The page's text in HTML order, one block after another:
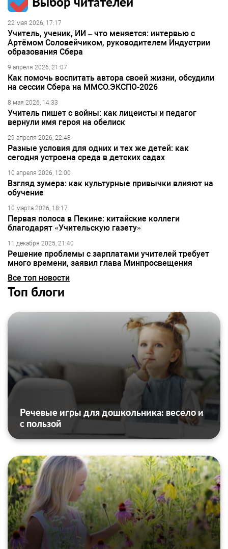
22 мая 2026, 17:17
Учитель, ученик, ИИ – что меняется: интервью с
Артёмом Соловейчиком, руководителем Индустрии
образования Сбера
9 апреля 2026, 21:07
Как помочь воспитать автора своей жизни, обсудили
на сессии Сбера на ММСО.ЭКСПО-2026
8 мая 2026, 14:33
Учитель пишет с войны: как лицеисты и педагог
вернули имя героя на обелиск
29 апреля 2026, 22:48
Разные условия для одних и тех же детей: как
сегодня устроена среда в детских садах
10 апреля 2026, 12:00
Взгляд зумера: как культурные привычки влияют на
обучение
10 марта 2026, 18:17
Первая полоса в Пекине: китайские коллеги
благодарят «Учительскую газету»
11 декабря 2025, 21:40
Решение проблемы с зарплатами учителей требует
много времени, заявил глава Минпросвещения
Все топ новости
Топ блоги
Речевые игры для дошкольника: весело и
с пользой